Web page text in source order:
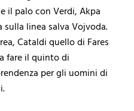
il palo con Verdi, Akpa
linea salva Vojvoda.
Cataldi quello di Fares
fare il quinto di
per gli uomini di